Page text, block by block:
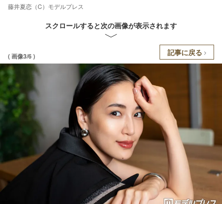
藤井夏恋（C）モデルプレス
スクロールすると次の画像が表示されます
( 画像3/6 ) 記事に戻る